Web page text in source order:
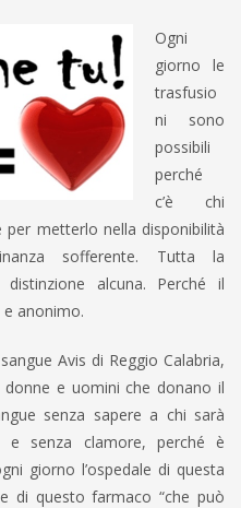
Ogni
giorno le
trasfusio
ni sono
possibili
perché
c’è chi
per metterlo nella disponibilità
sofferente. Tutta la
distinzione alcuna. Perché il
anonimo.
Avis di Reggio Calabria,
donne e uomini che donano il
senza sapere a chi sarà
senza clamore, perché è
giorno l’ospedale di questa
di questo farmaco “che può